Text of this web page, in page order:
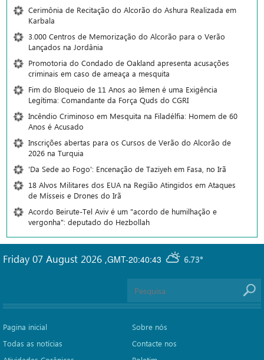
Cerimônia de Recitação do Alcorão do Ashura Realizada em
Karbala
3.000 Centros de Memorização do Alcorão para o Verão
Lançados na Jordânia
Promotoria do Condado de Oakland apresenta acusações
criminais em caso de ameaça a mesquita
Fim do Bloqueio de 11 Anos ao Iêmen é uma Exigência
Legítima: Comandante da Força Quds do CGRI
Incêndio Criminoso em Mesquita na Filadélfia: Homem de 60
Anos é Acusado
Inscrições abertas para os Cursos de Verão do Alcorão de
2026 na Turquia
'Da Sede ao Fogo': Encenação de Taziyeh em Fasa, no Irã
18 Alvos Militares dos EUA na Região Atingidos em Ataques
de Mísseis e Drones do Irã
Acordo Beirute-Tel Aviv é um "acordo de humilhação e
vergonha": deputado do Hezbollah
GMT-20:40:43 6.73°
Friday 07 August 2026 ,
Pagina inicial
Todas as notícias
Sobre nós
Contacte nos